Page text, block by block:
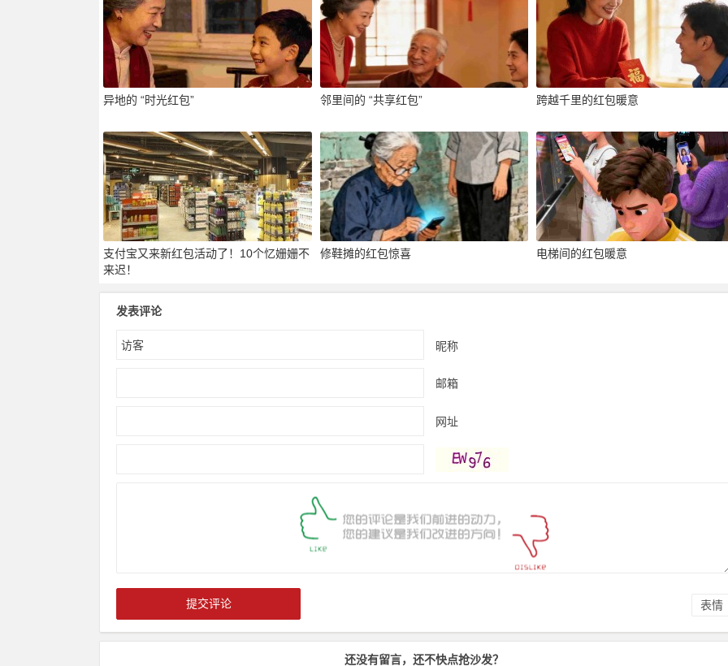
异地的 “时光红包” 邻里间的 “共享红包” 跨越千里的红包暖意
支付宝又来新红包活动了！10个忆姗姗不
来迟！
修鞋摊的红包惊喜 电梯间的红包暖意
发表评论
昵称
邮箱
网址
表情
还没有留言，还不快点抢沙发？